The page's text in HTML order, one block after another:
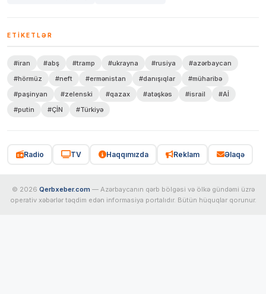
ETIKETLƏR
#iran #abş #tramp #ukrayna #rusiya
#azərbaycan
#hörmüz
#neft #ermənistan #danışıqlar
#müharibə
#paşinyan
#zelenski #qazax #atəşkəs #israil
#Aİ
#putin
#ÇİN #Türkiyə
Radio TV Haqqımızda Reklam Əlaqə
© 2026 Qerbxeber.com — Azərbaycanın qərb bölgəsi və ölkə gündəmi üzrə
operativ xəbərlər təqdim edən informasiya portalıdır. Bütün hüquqlar qorunur.